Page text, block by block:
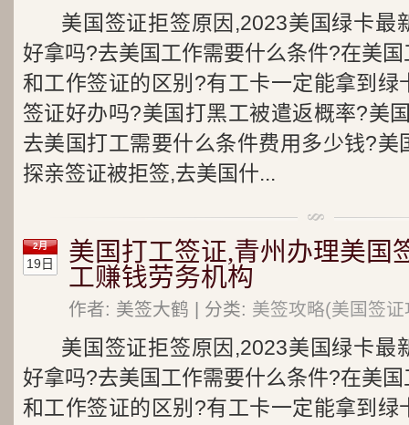
美国签证拒签原因,2023美国绿卡最
好拿吗?去美国工作需要什么条件?在美
和工作签证的区别?有工卡一定能拿到绿
签证好办吗?美国打黑工被遣返概率?美
去美国打工需要什么条件费用多少钱?美
探亲签证被拒签,去美国什...
2月
19日
美国打工签证,青州办理美国
工赚钱劳务机构
作者: 美签大鹤 | 分类: 美签攻略(美国签证
美国签证拒签原因,2023美国绿卡最
好拿吗?去美国工作需要什么条件?在美
和工作签证的区别?有工卡一定能拿到绿